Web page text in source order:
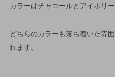
カラーはチャコールとアイボリー
どちらのカラーも落ち着いた雰
れます。